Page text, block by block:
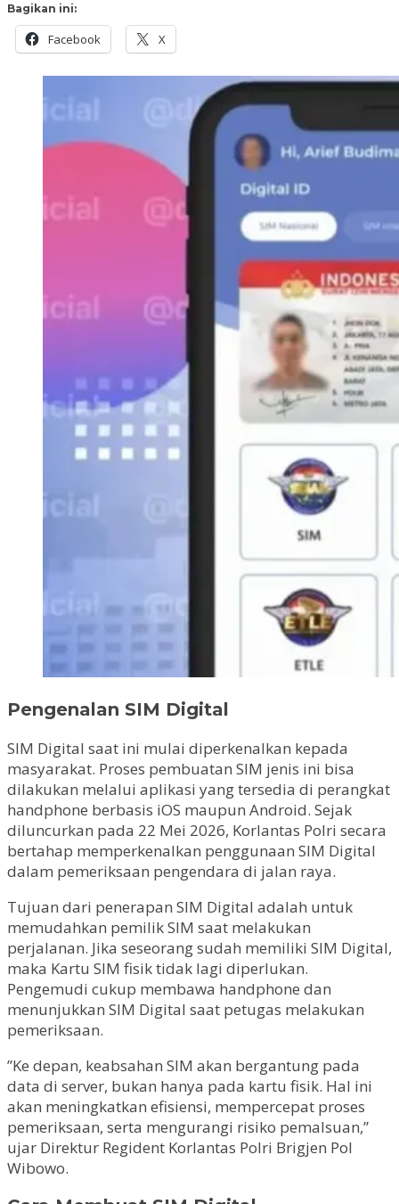
Bagikan ini:
Facebook X
Pengenalan SIM Digital
SIM Digital saat ini mulai diperkenalkan kepada
masyarakat. Proses pembuatan SIM jenis ini bisa
dilakukan melalui aplikasi yang tersedia di perangkat
handphone berbasis iOS maupun Android. Sejak
diluncurkan pada 22 Mei 2026, Korlantas Polri secara
bertahap memperkenalkan penggunaan SIM Digital
dalam pemeriksaan pengendara di jalan raya.
Tujuan dari penerapan SIM Digital adalah untuk
memudahkan pemilik SIM saat melakukan
perjalanan. Jika seseorang sudah memiliki SIM Digital,
maka Kartu SIM fisik tidak lagi diperlukan.
Pengemudi cukup membawa handphone dan
menunjukkan SIM Digital saat petugas melakukan
pemeriksaan.
”Ke depan, keabsahan SIM akan bergantung pada
data di server, bukan hanya pada kartu fisik. Hal ini
akan meningkatkan efisiensi, mempercepat proses
pemeriksaan, serta mengurangi risiko pemalsuan,”
ujar Direktur Regident Korlantas Polri Brigjen Pol
Wibowo.